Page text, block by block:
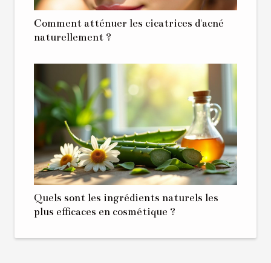
Comment atténuer les cicatrices d'acné
naturellement ?
Quels sont les ingrédients naturels les
plus efficaces en cosmétique ?